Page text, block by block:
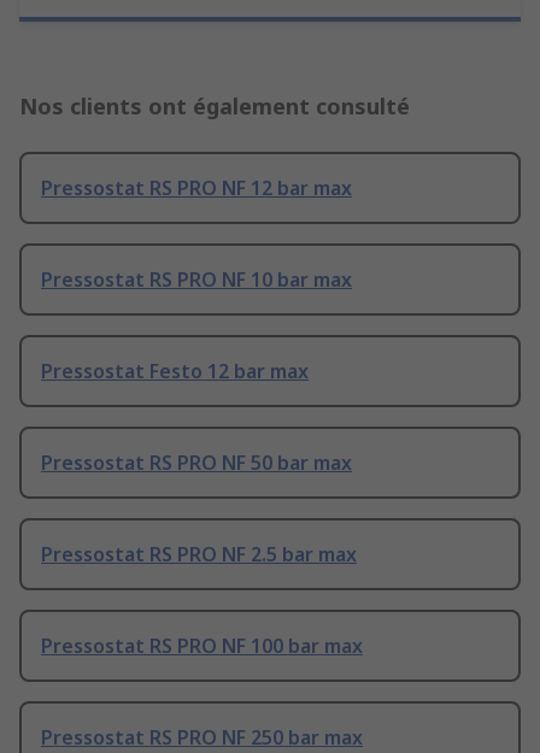
Nos clients ont également consulté
Pressostat RS PRO NF 12 bar max
Pressostat RS PRO NF 10 bar max
Pressostat Festo 12 bar max
Pressostat RS PRO NF 50 bar max
Pressostat RS PRO NF 2.5 bar max
Pressostat RS PRO NF 100 bar max
Pressostat RS PRO NF 250 bar max